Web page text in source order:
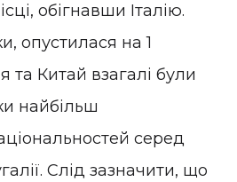
обігнавши Італію.
опустилася на 1
та Китай взагалі були
найбільш
серед
Слід зазначити, що